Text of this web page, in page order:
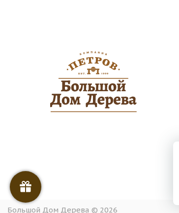
Большой Дом Дерева © 2026